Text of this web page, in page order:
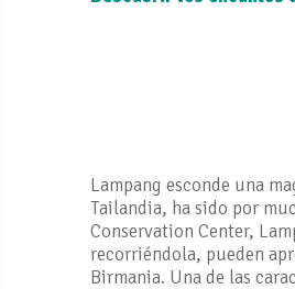
Lampang esconde una
Tailandia, ha sido por
Conservation Center,
recorriéndola, pueden
Birmania. Una de las